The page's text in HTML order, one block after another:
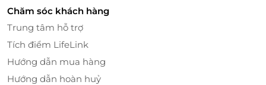
chuyên về sản phẩm dịch vụ, LifeLink mang đến
những trải nghiệm giải trí, du lịch, ẩm thực và công
nghệ tiên phong. Việc hợp tác cùng Nexaverse của
LifeLink trong việc mang các sản phẩm chất lượng
quốc tế đến người Việt, giúp khách hàng dễ dàng
Chăm sóc khách hàng
Trung tâm hỗ trợ
Tích điểm LifeLink
Hướng dẫn mua hàng
Hướng dẫn hoàn huỷ